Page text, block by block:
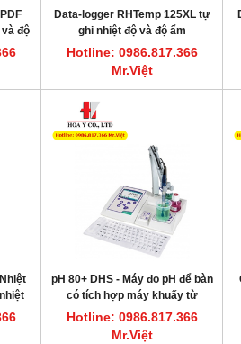
giờ CWS-8
Mr.Việt
HOT
Máy cất nước một lần
DAIHAN
Hotline: 0986.817.366
độ
Data-logger RHTemp 125XL tự
ghi nhiệt độ và độ ẩm
Hotline: 0986.817.366
Mr.Việt
pH 80+ DHS - Máy đo pH để bàn
có tích hợp máy khuấy từ
Hotline: 0986.817.366
Mr.Việt